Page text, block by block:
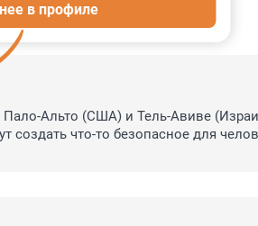
в профиле
Альто (США) и Тель-Авиве
создать что-то безопасное для